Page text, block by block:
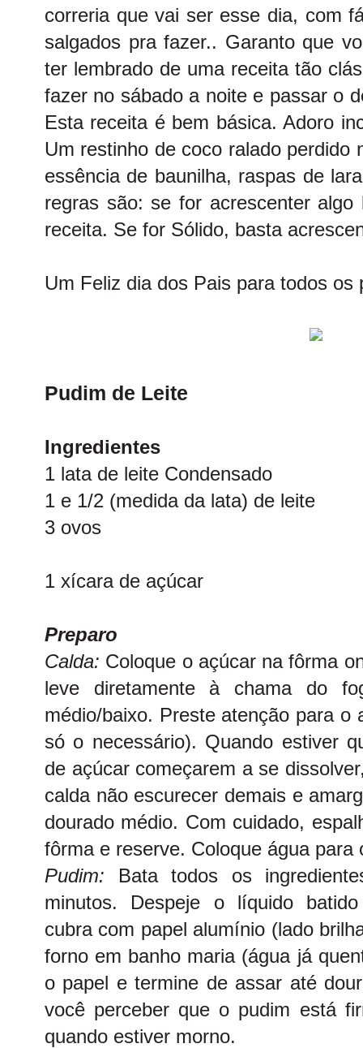
correria que vai ser esse dia, com
salgados pra fazer.. Garanto que
ter lembrado de uma receita tão
fazer no sábado a noite e passar o
Esta receita é bem básica. Adoro
Um restinho de coco ralado perdido
essência de baunilha, raspas de
regras são: se for acrescenter
receita. Se for Sólido, basta
Um Feliz dia dos Pais para todos os
Pudim de Leite
Ingredientes
1 lata de leite Condensado
1 e 1/2 (medida da lata) de leite
3 ovos
1 xícara de açúcar
Preparo
Calda: Coloque o açúcar na fôrma
leve diretamente à chama do
médio/baixo. Preste atenção para o
só o necessário). Quando estiver
de açúcar começarem a se
calda não escurecer demais e
dourado médio. Com cuidado,
fôrma e reserve. Coloque água para
Pudim: Bata todos os
minutos. Despeje o líquido
cubra com papel alumínio (lado
forno em banho maria (água já
o papel e termine de assar até
você perceber que o pudim está
quando estiver morno.